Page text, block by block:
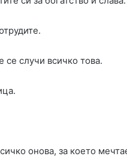
се случи всичко това.
онова, за което